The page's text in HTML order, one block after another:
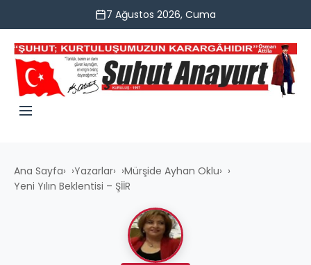
7 Ağustos 2026, Cuma
Ana Sayfa› Yazarlar› Mürşide Ayhan Oklu›
Yeni Yılın Beklentisi – ŞİİR